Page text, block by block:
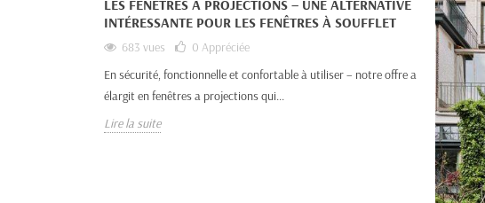
LES FENÊTRES A PROJECTIONS – UNE ALTERNATIVE
INTÉRESSANTE POUR LES FENÊTRES À SOUFFLET
683 vues 0 Appréciée
En sécurité, fonctionnelle et confortable à utiliser – notre offre a
élargit en fenêtres a projections qui...
Lire la suite